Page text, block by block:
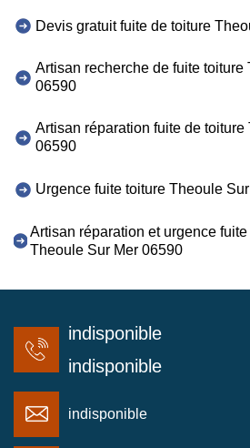
Devis gratuit fuite de toiture
Artisan recherche de fuite toiture
06590
Artisan réparation fuite de toiture
06590
Urgence fuite toiture Theoule
Artisan réparation et urgence
Theoule Sur Mer 06590
indisponible
indisponible
indisponible